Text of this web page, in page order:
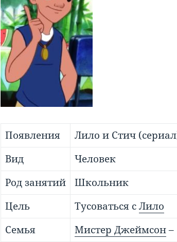
Появления
Лило и Стич
Вид
Человек
Род занятий
Школьник
Цель
Тусоваться сЛило
Семья
Мистер Джеймсон–